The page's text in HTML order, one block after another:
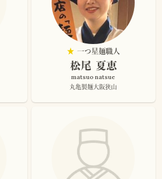
★ 一つ星麺職人
松尾 夏恵
matsuo natsue
丸亀製麺大阪狭山